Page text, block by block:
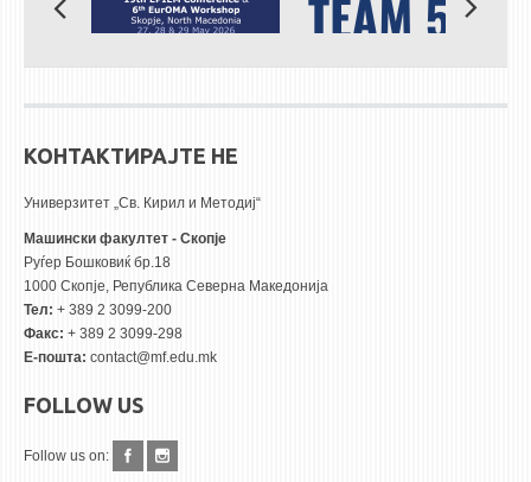
КОНТАКТИРАЈТЕ НЕ
Универзитет „Св. Кирил и Методиј“
Машински факултет - Скопје
Руѓер Бошковиќ бр.18
1000 Скопје, Република Северна Македонија
Тел: + 389 2 3099-200
Факс: + 389 2 3099-298
Е-пошта: contact@mf.edu.mk
FOLLOW US
Follow us on: